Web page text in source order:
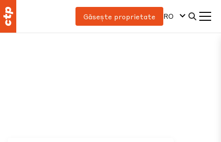
Găsește proprietate RO